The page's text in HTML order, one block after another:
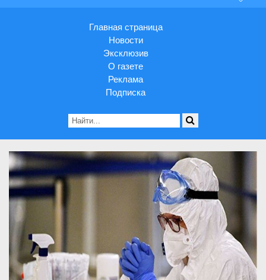
Главная страница
Новости
Эксклюзив
О газете
Реклама
Подписка